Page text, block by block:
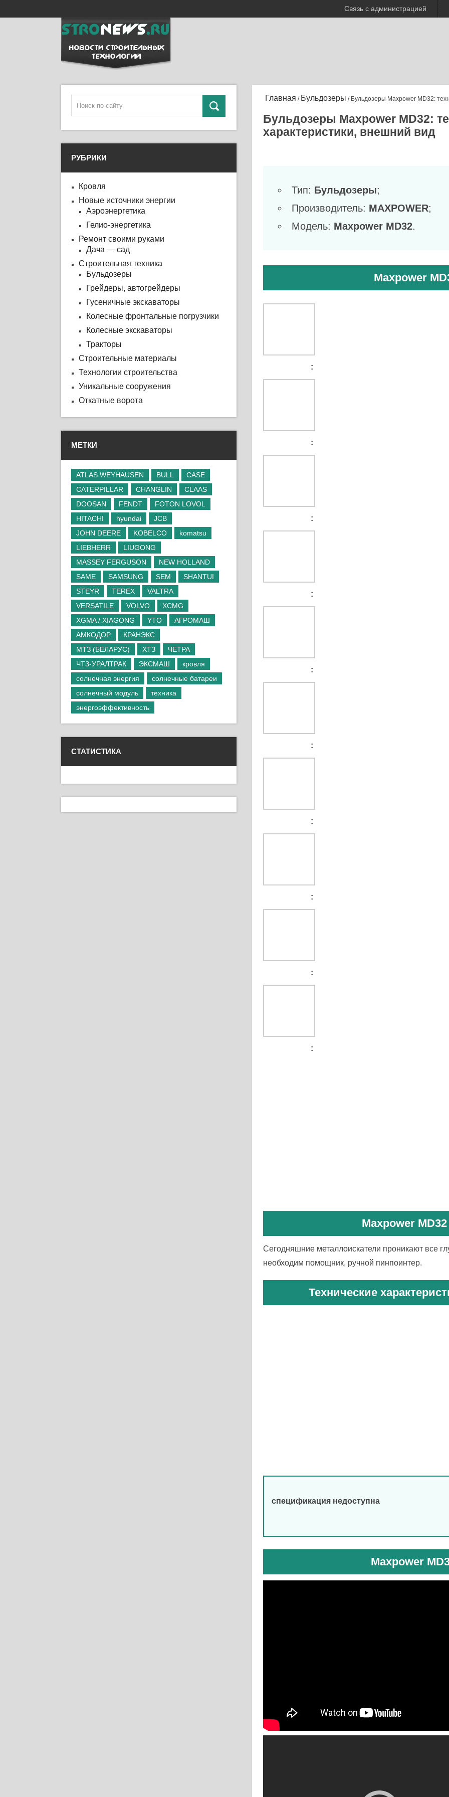
Связь с администрацией
Главная / Бульдозеры / Бульдозеры Maxpower MD32:
Бульдозеры Maxpower MD32:
характеристики, внешний вид
Тип: Бульдозеры;
Производитель: MAXPOWER;
Модель: Maxpower MD32.
Maxpower
Maxpower
Сегодняшние металлоискатели проникают все
необходим помощник, ручной пинпоинтер.
Технические
спецификация недоступна
Maxpower
РУБРИКИ
Кровля
Новые источники энергии
Аэроэнергетика
Гелио-энергетика
Ремонт своими руками
Дача — сад
Строительная техника
Бульдозеры
Грейдеры, автогрейдеры
Гусеничные экскаваторы
Колесные фронтальные погрузчики
Колесные экскаваторы
Тракторы
Строительные материалы
Технологии строительства
Уникальные сооружения
Откатные ворота
МЕТКИ
ATLAS WEYHAUSEN BULL
CASE
CATERPILLAR
CHANGLIN
CLAAS
DOOSAN
FENDT
FOTON LOVOL
HITACHI
hyundai
JCB
JOHN DEERE
KOBELCO
komatsu
LIEBHERR
LIUGONG
MASSEY FERGUSON
NEW HOLLAND
SAME
SAMSUNG SEM
SHANTUI
STEYR
TEREX
VALTRA
VERSATILE
VOLVO
XCMG
XGMA / XIAGONG
YTO
АГРОМАШ
АМКОДОР
КРАНЭКС
МТЗ (БЕЛАРУС)
ХТЗ
ЧЕТРА
ЧТЗ-УРАЛТРАК
ЭКСМАШ
кровля
солнечная энергия
солнечные батареи
солнечный модуль
техника
энергоэффективность
СТАТИСТИКА